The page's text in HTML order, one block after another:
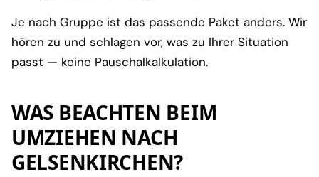
Je nach Gruppe ist das passende Paket anders. Wir
hören zu und schlagen vor, was zu Ihrer Situation
passt — keine Pauschalkalkulation.
WAS BEACHTEN BEIM
UMZIEHEN NACH
GELSENKIRCHEN?